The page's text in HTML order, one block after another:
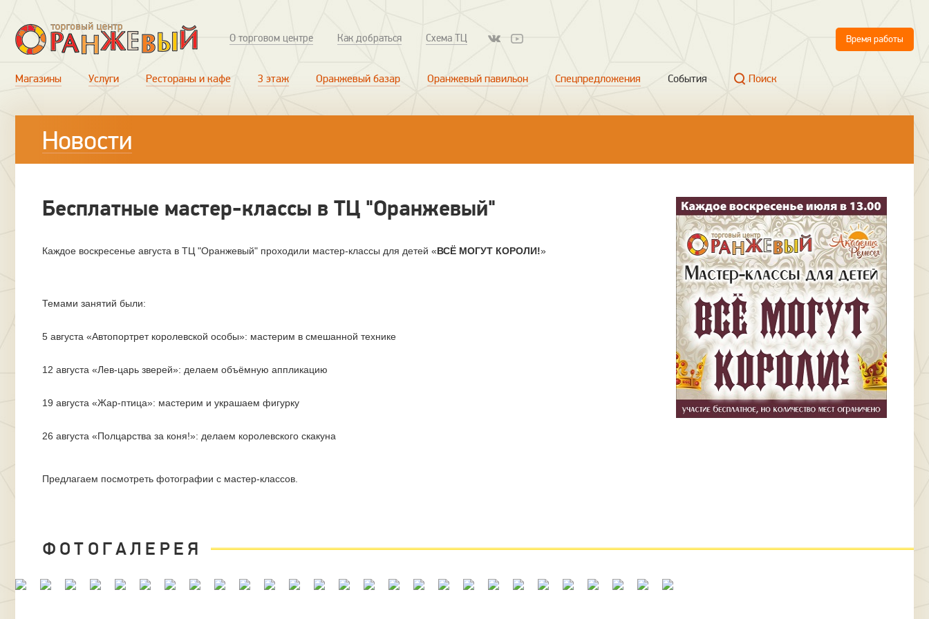
О торговом центре Как добраться Схема ТЦ Время работы
Магазины Услуги Рестораны и кафе 3 этаж Оранжевый базар Оранжевый павильон Спецпредложения События Поиск
Новости
Бесплатные мастер-классы в ТЦ "Оранжевый"
Каждое воскресенье августа в ТЦ "Оранжевый" проходили мастер-классы для детей «ВСЁ МОГУТ КОРОЛИ!»
Темами занятий были:
5 августа «Автопортрет королевской особы»: мастерим в смешанной технике
12 августа «Лев-царь зверей»: делаем объёмную аппликацию
19 августа «Жар-птица»: мастерим и украшаем фигурку
26 августа «Полцарства за коня!»: делаем королевского скакуна
Предлагаем посмотреть фотографии с мастер-классов.
ФОТОГАЛЕРЕЯ